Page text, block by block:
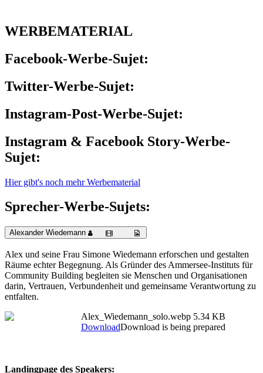
WERBEMATERIAL
Facebook-Werbe-Sujet:
Twitter-Werbe-Sujet:
Instagram-Post-Werbe-Sujet:
Instagram & Facebook Story-Werbe-
Sujet:
Hier gibt's noch mehr Werbematerial
Sprecher-Werbe-Sujets:
Alexander Wiedemann
Alex und seine Frau Simone Wiedemann erforschen und gestalten
Räume echter Begegnung. Als Gründer des Ammersee-Instituts für
Community Building begleiten sie Menschen und Organisationen
darin, Vertrauen, Verbundenheit und gemeinsame Verantwortung zu
entfalten.
Alex_Wiedemann_solo.webp 5.34 KB
DownloadDownload is being prepared
Landingpage des Speakers: